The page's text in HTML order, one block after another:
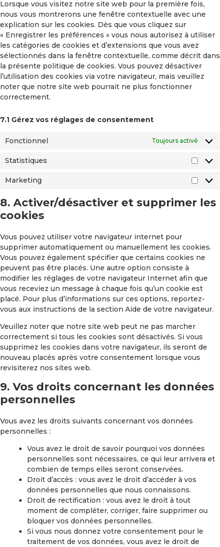
Lorsque vous visitez notre site web pour la première fois,
nous vous montrerons une fenêtre contextuelle avec une
explication sur les cookies. Dès que vous cliquez sur
« Enregistrer les préférences » vous nous autorisez à utiliser
les catégories de cookies et d’extensions que vous avez
sélectionnés dans la fenêtre contextuelle, comme décrit dans
la présente politique de cookies. Vous pouvez désactiver
l’utilisation des cookies via votre navigateur, mais veuillez
noter que notre site web pourrait ne plus fonctionner
correctement.
7.1 Gérez vos réglages de consentement
Fonctionnel Toujours activé
Statistiques
Marketing
8. Activer/désactiver et supprimer les
cookies
Vous pouvez utiliser votre navigateur internet pour
supprimer automatiquement ou manuellement les cookies.
Vous pouvez également spécifier que certains cookies ne
peuvent pas être placés. Une autre option consiste à
modifier les réglages de votre navigateur Internet afin que
vous receviez un message à chaque fois qu’un cookie est
placé. Pour plus d’informations sur ces options, reportez-
vous aux instructions de la section Aide de votre navigateur.
Veuillez noter que notre site web peut ne pas marcher
correctement si tous les cookies sont désactivés. Si vous
supprimez les cookies dans votre navigateur, ils seront de
nouveau placés après votre consentement lorsque vous
revisiterez nos sites web.
9. Vos droits concernant les données
personnelles
Vous avez les droits suivants concernant vos données
personnelles :
Vous avez le droit de savoir pourquoi vos données
personnelles sont nécessaires, ce qui leur arrivera et
combien de temps elles seront conservées.
Droit d’accès : vous avez le droit d’accéder à vos
données personnelles que nous connaissons.
Droit de rectification : vous avez le droit à tout
moment de compléter, corriger, faire supprimer ou
bloquer vos données personnelles.
Si vous nous donnez votre consentement pour le
traitement de vos données, vous avez le droit de